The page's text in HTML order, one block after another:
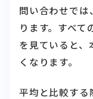
問い合わせでは
ります。すべ
を見ていると、
くなります。
平均と比較する